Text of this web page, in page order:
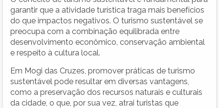
garantir que a atividade turística traga mais benefícios
do que impactos negativos. O turismo sustentável se
preocupa com a combinação equilibrada entre
desenvolvimento econômico, conservação ambiental
e respeito à cultura local.
Em Mogi das Cruzes, promover práticas de turismo
sustentável pode resultar em diversas vantagens,
como a preservação dos recursos naturais e culturais
da cidade, o que, por sua vez, atrai turistas que